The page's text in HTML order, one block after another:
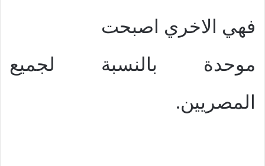
فهي الاخري اصبحت
موحدة بالنسبة لجميع
المصريين.